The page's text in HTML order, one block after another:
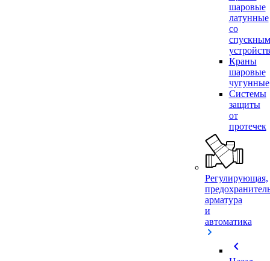
шаровые
латунные
со
спускным
Краны
шаровые
чугунные
Системы
защиты
от
протечек
Регулирующая,
арматура
и
автоматика
chevron_left